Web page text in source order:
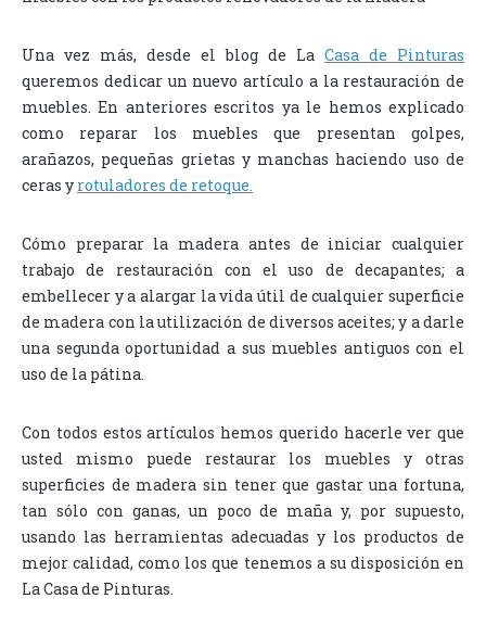
Una vez más, desde el blog de La Casa de Pinturas
queremos dedicar un nuevo artículo a la restauración de
muebles. En anteriores escritos ya le hemos explicado
como reparar los muebles que presentan golpes,
arañazos, pequeñas grietas y manchas haciendo uso de
ceras y rotuladores de retoque.
Cómo preparar la madera antes de iniciar cualquier
trabajo de restauración con el uso de decapantes; a
embellecer y a alargar la vida útil de cualquier superficie
de madera con la utilización de diversos aceites; y a darle
una segunda oportunidad a sus muebles antiguos con el
uso de la pátina.
Con todos estos artículos hemos querido hacerle ver que
usted mismo puede restaurar los muebles y otras
superficies de madera sin tener que gastar una fortuna,
tan sólo con ganas, un poco de maña y, por supuesto,
usando las herramientas adecuadas y los productos de
mejor calidad, como los que tenemos a su disposición en
La Casa de Pinturas.